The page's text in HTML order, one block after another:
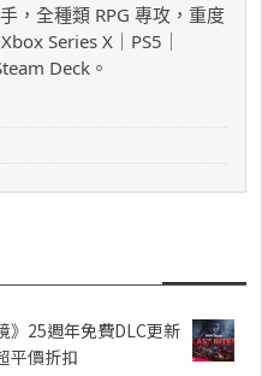
，全種類 RPG 專攻，重度
Series X｜PS5｜
Deck。
》25週年免費DLC更新
平價折扣